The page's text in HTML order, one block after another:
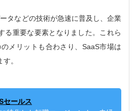
タなどの技術が急速に普及し、企業
る重要な要素となりました。これら
メリットも合わさり、SaaS市場は
。
セールス